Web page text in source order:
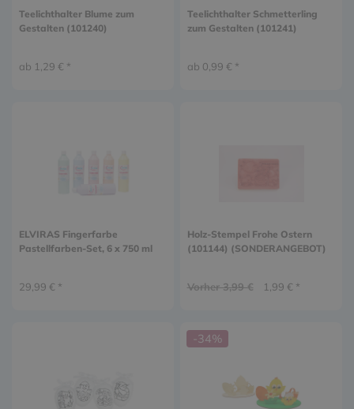
Teelichthalter Blume zum
Gestalten (101240)
ab 1,29 € *
Teelichthalter Schmetterling
zum Gestalten (101241)
ab 0,99 € *
ELVIRAS Fingerfarbe
Pastellfarben-Set, 6 x 750 ml
29,99 € *
Holz-Stempel Frohe Ostern
(101144) (SONDERANGEBOT)
Vorher 3,99 € 1,99 € *
-34%